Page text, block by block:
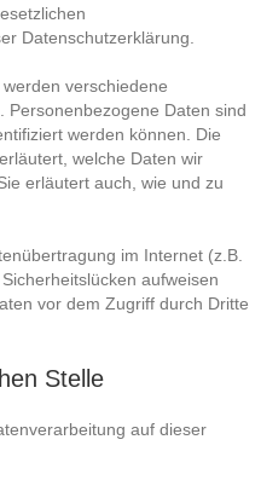
Datenschutzerklärung.
verschiedene
Personenbezogene Daten sind
werden können. Die
welche Daten wir
erläutert auch, wie und zu
im Internet (z.B.
aufweisen
vor dem Zugriff durch Dritte
Stelle
auf dieser